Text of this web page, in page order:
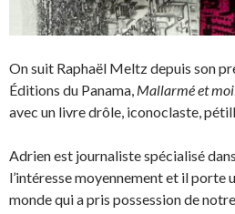
On suit Raphaël Meltz depuis son
Éditions du Panama, Mallarmé et moi
avec un livre drôle, iconoclaste,
Adrien est journaliste spécialisé
l’intéresse moyennement et il porte
monde qui a pris possession de